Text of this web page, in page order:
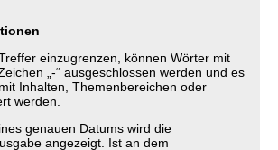
einzugrenzen, können Wörter mit
„-“ ausgeschlossen werden und es
Inhalten, Themenbereichen oder
werden.
genauen Datums wird die
angezeigt. Ist an dem